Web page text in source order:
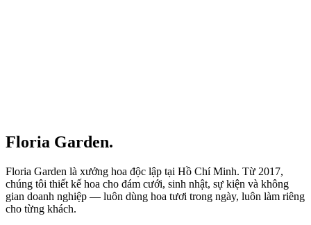
Floria Garden.
Floria Garden là xưởng hoa độc lập tại Hồ Chí Minh. Từ 2017,
chúng tôi thiết kế hoa cho đám cưới, sinh nhật, sự kiện và không
gian doanh nghiệp — luôn dùng hoa tươi trong ngày, luôn làm riêng
cho từng khách.